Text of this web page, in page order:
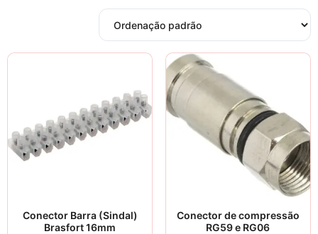
Conector Barra (Sindal)
Brasfort 16mm
Conector de compressão
RG59 e RG06